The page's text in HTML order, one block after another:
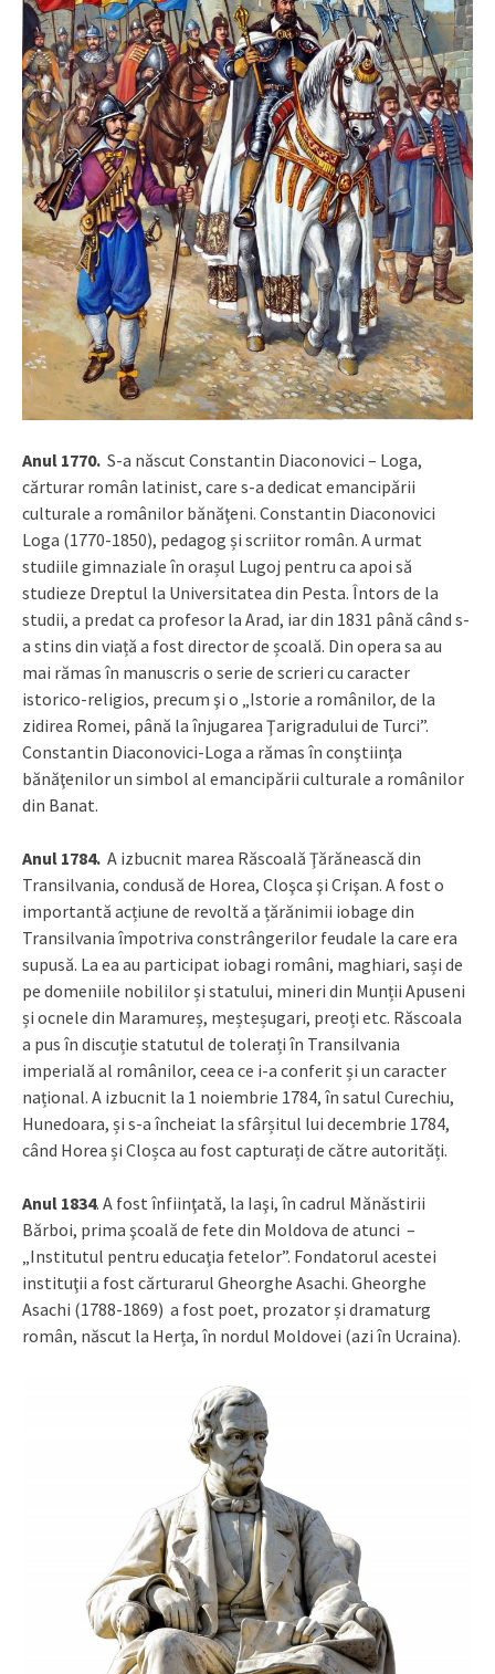
Anul 1770. S-a născut Constantin Diaconovici – Loga,
cărturar român latinist, care s-a dedicat emancipării
culturale a românilor bănăţeni. Constantin Diaconovici
Loga (1770-1850), pedagog și scriitor român. A urmat
studiile gimnaziale în orașul Lugoj pentru ca apoi să
studieze Dreptul la Universitatea din Pesta. Întors de la
studii, a predat ca profesor la Arad, iar din 1831 până când s-
a stins din viață a fost director de școală. Din opera sa au
mai rămas în manuscris o serie de scrieri cu caracter
istorico-religios, precum şi o „Istorie a românilor, de la
zidirea Romei, până la înjugarea Ţarigradului de Turci”.
Constantin Diaconovici-Loga a rămas în conştiinţa
bănăţenilor un simbol al emancipării culturale a românilor
din Banat.
Anul 1784. A izbucnit marea Răscoală Ţărănească din
Transilvania, condusă de Horea, Cloşca şi Crişan. A fost o
importantă acțiune de revoltă a țărănimii iobage din
Transilvania împotriva constrângerilor feudale la care era
supusă. La ea au participat iobagi români, maghiari, sași de
pe domeniile nobililor și statului, mineri din Munții Apuseni
și ocnele din Maramureș, meșteșugari, preoți etc. Răscoala
a pus în discuție statutul de tolerați în Transilvania
imperială al românilor, ceea ce i-a conferit și un caracter
național. A izbucnit la 1 noiembrie 1784, în satul Curechiu,
Hunedoara, și s-a încheiat la sfârșitul lui decembrie 1784,
când Horea și Cloșca au fost capturați de către autorități.
Anul 1834. A fost înfiinţată, la Iaşi, în cadrul Mănăstirii
Bărboi, prima şcoală de fete din Moldova de atunci –
„Institutul pentru educaţia fetelor”. Fondatorul acestei
instituţii a fost cărturarul Gheorghe Asachi. Gheorghe
Asachi (1788-1869) a fost poet, prozator și dramaturg
român, născut la Herța, în nordul Moldovei (azi în Ucraina).